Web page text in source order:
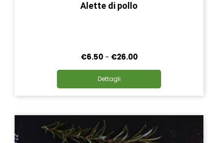
Alette di pollo
€6.50 - €26.00Fascia
da
€6.50
ha
varianti.
Dettagli